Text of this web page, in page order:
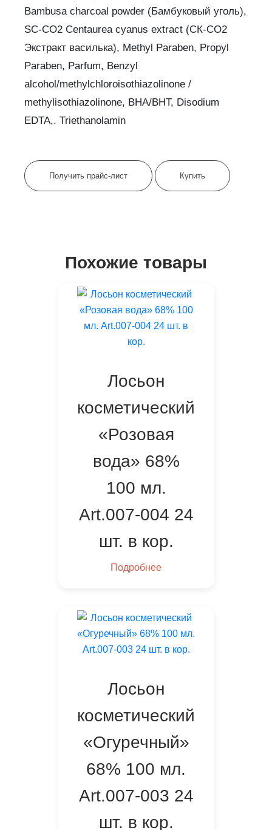
Bambusa charcoal powder (Бамбуковый уголь),
SC-CO2 Сеntaurea cyanus extract (СК-СО2
Экстракт василька), Methyl Paraben, Propyl
Paraben, Parfum, Benzyl
alcohol/methylchloroisothiazolinone /
methylisothiazolinone, BHA/BHT, Disodium
EDTA,. Triethanolamin
Получить прайс-лист Купить
Похожие товары
Лосьон
косметический
«Розовая
вода» 68%
100 мл.
Art.007-004 24
шт. в кор.
Подробнее
Лосьон
косметический
«Огуречный»
68% 100 мл.
Art.007-003 24
шт. в кор.